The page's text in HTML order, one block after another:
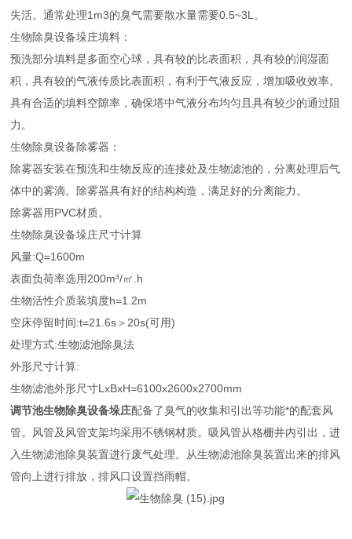
失活。通常处理1m3的臭气需要散水量需要0.5~3L。
生物除臭设备垛庄填料：
预洗部分填料是多面空心球，具有较的比表面积，具有较的润湿面
积，具有较的气液传质比表面积，有利于气液反应，增加吸收效率。
具有合适的填料空隙率，确保塔中气液分布均匀且具有较少的通过阻
力。
生物除臭设备除雾器：
除雾器安装在预洗和生物反应的连接处及生物滤池的，分离处理后气
体中的雾滴。除雾器具有好的结构构造，满足好的分离能力。
除雾器用PVC材质。
生物除臭设备垛庄尺寸计算
风量:Q=1600m
表面负荷率选用200m³/㎡.h
生物活性介质装填度h=1.2m
空床停留时间:t=21.6s＞20s(可用)
处理方式:生物滤池除臭法
外形尺寸计算:
生物滤池外形尺寸LxBxH=6100x2600x2700mm
调节池生物除臭设备垛庄配备了臭气的收集和引出等功能*的配套风
管。风管及风管支架均采用不锈钢材质。吸风管从格栅井内引出，进
入生物滤池除臭装置进行废气处理。从生物滤池除臭装置出来的排风
管向上进行排放，排风口设置挡雨帽。